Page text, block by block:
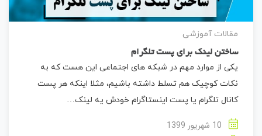
مقالات آموزشی
ساختن لینک برای پست تلگرام
یکی از موارد مهم در شبکه های اجتماعی این هست که به
نکات کوچیک هم تسلط داشته باشیم، مثلا اینکه هر پست
کانال تلگرام یا پست اینستاگرام خودش یه لینک…